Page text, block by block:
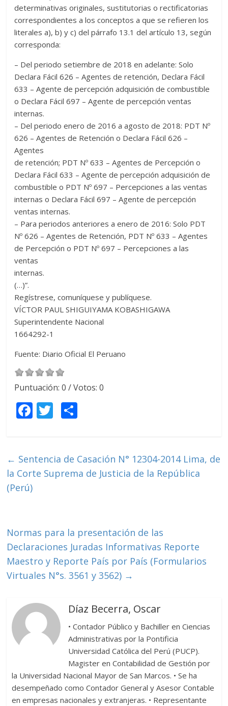
determinativas originales, sustitutorias o rectificatorias
correspondientes a los conceptos a que se refieren los
literales a), b) y c) del párrafo 13.1 del artículo 13, según
corresponda:
– Del periodo setiembre de 2018 en adelante: Solo
Declara Fácil 626 – Agentes de retención, Declara Fácil
633 – Agente de percepción adquisición de combustible
o Declara Fácil 697 – Agente de percepción ventas
internas.
– Del periodo enero de 2016 a agosto de 2018: PDT Nº
626 – Agentes de Retención o Declara Fácil 626 –
Agentes
de retención; PDT Nº 633 – Agentes de Percepción o
Declara Fácil 633 – Agente de percepción adquisición de
combustible o PDT Nº 697 – Percepciones a las ventas
internas o Declara Fácil 697 – Agente de percepción
ventas internas.
– Para periodos anteriores a enero de 2016: Solo PDT
Nº 626 – Agentes de Retención, PDT Nº 633 – Agentes
de Percepción o PDT Nº 697 – Percepciones a las
ventas
internas.
(…)”.
Regístrese, comuníquese y publíquese.
VÍCTOR PAUL SHIGUIYAMA KOBASHIGAWA
Superintendente Nacional
1664292-1
Fuente: Diario Oficial El Peruano
Puntuación:0 / Votos:0
F
b
o
T
er p
ar
← Sentencia de Casación N° 12304-2014 Lima, de
la Corte Suprema de Justicia de la República
(Perú)
Normas para la presentación de las
Declaraciones Juradas Informativas Reporte
Maestro y Reporte País por País (Formularios
Virtuales N°s. 3561 y 3562) →
Díaz Becerra, Oscar
• Contador Público y Bachiller en Ciencias
Administrativas por la Pontificia
Universidad Católica del Perú (PUCP).
Magister en Contabilidad de Gestión por
la Universidad Nacional Mayor de San Marcos. • Se ha
desempeñado como Contador General y Asesor Contable
en empresas nacionales y extranjeras. • Representante